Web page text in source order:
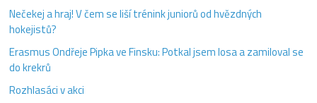
Nečekej a hraj! V čem se liší trénink juniorů od hvězdných
hokejistů?
Erasmus Ondřeje Pipka ve Finsku: Potkal jsem losa a zamiloval se
do krekrů
Rozhlasáci v akci